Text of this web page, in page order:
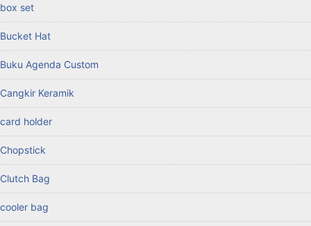
box set
Bucket Hat
Buku Agenda Custom
Cangkir Keramik
card holder
Chopstick
Clutch Bag
cooler bag